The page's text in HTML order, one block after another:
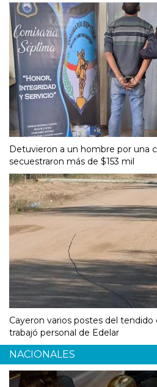
Detuvieron a un hombre por una
secuestraron más de $153 mil
Cayeron varios postes del
trabajó personal de Edelar
NACIONALES